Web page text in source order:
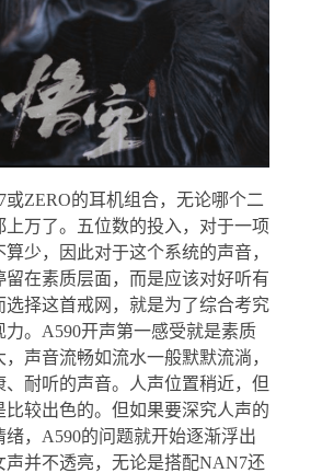
或ZERO的耳机组合，无论哪个二
上万了。五位数的投入，对于一项
少，因此对于这个系统的声音，
留在素质层面，而是应该对好听有
选择这首戒网，就是为了综合考究
力。A590开声第一感受就是素质
声音流畅如流水一般默默流淌，
、耐听的声音。人声位置稍近，但
比较出色的。但如果要深究人声的
绪，A590的问题就开始逐渐浮出
声并不透亮，无论是搭配NAN7还